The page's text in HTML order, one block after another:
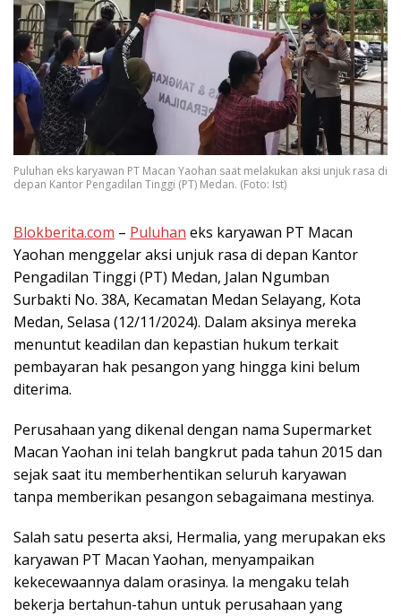
Puluhan eks karyawan PT Macan Yaohan saat melakukan aksi unjuk rasa di
depan Kantor Pengadilan Tinggi (PT) Medan. (Foto: Ist)
Blokberita.com – Puluhan eks karyawan PT Macan
Yaohan menggelar aksi unjuk rasa di depan Kantor
Pengadilan Tinggi (PT) Medan, Jalan Ngumban
Surbakti No. 38A, Kecamatan Medan Selayang, Kota
Medan, Selasa (12/11/2024). Dalam aksinya mereka
menuntut keadilan dan kepastian hukum terkait
pembayaran hak pesangon yang hingga kini belum
diterima.
Perusahaan yang dikenal dengan nama Supermarket
Macan Yaohan ini telah bangkrut pada tahun 2015 dan
sejak saat itu memberhentikan seluruh karyawan
tanpa memberikan pesangon sebagaimana mestinya.
Salah satu peserta aksi, Hermalia, yang merupakan eks
karyawan PT Macan Yaohan, menyampaikan
kekecewaannya dalam orasinya. Ia mengaku telah
bekerja bertahun-tahun untuk perusahaan yang